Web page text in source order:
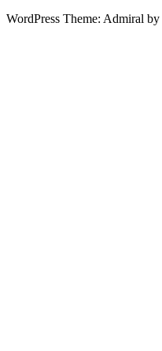
WordPress Theme: Admiral by